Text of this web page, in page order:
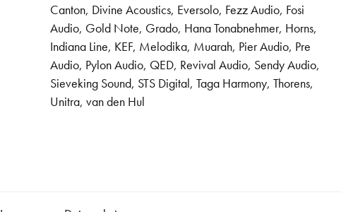
Canton, Divine Acoustics, Eversolo, Fezz Audio, Fosi
Audio, Gold Note, Grado, Hana Tonabnehmer, Horns,
Indiana Line, KEF, Melodika, Muarah, Pier Audio, Pre
Audio, Pylon Audio, QED, Revival Audio, Sendy Audio,
Sieveking Sound, STS Digital, Taga Harmony, Thorens,
Unitra, van den Hul